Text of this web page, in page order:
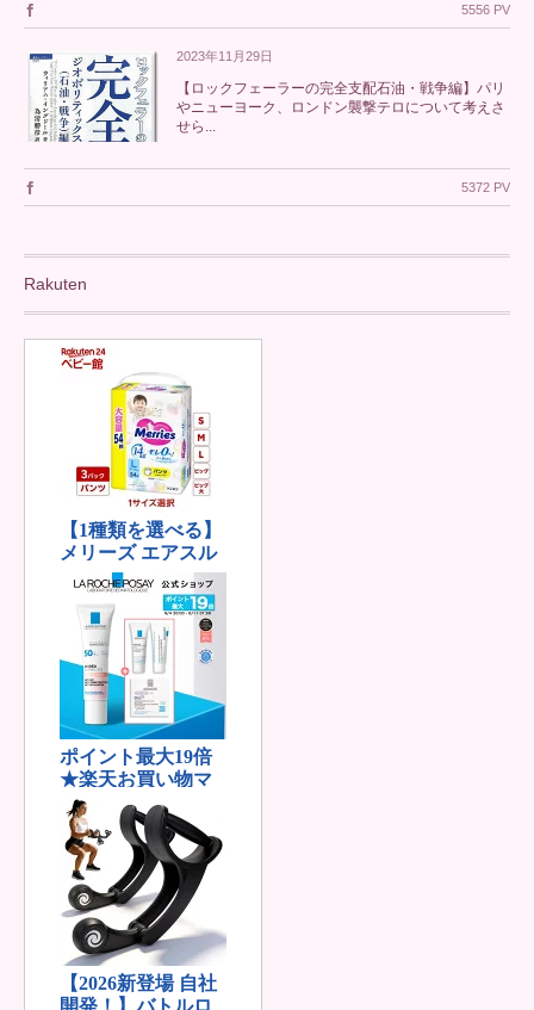
5556 PV
2023年11月29日
【ロックフェーラーの完全支配石油・戦争編】パリ
やニューヨーク、ロンドン襲撃テロについて考えさ
せら...
5372 PV
Rakuten